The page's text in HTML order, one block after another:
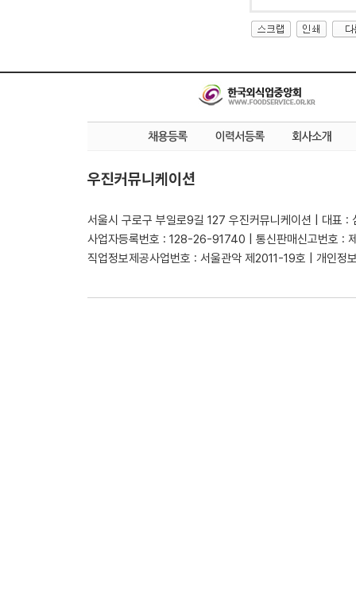
우진커뮤니케이션
서울시 구로구 부일로9길 127 우진커뮤니케이션 | 대표 :
사업자등록번호 : 128-26-91740 | 통신판매신고번호 :
직업정보제공사업번호 : 서울관악 제2011-19호 | 개인정